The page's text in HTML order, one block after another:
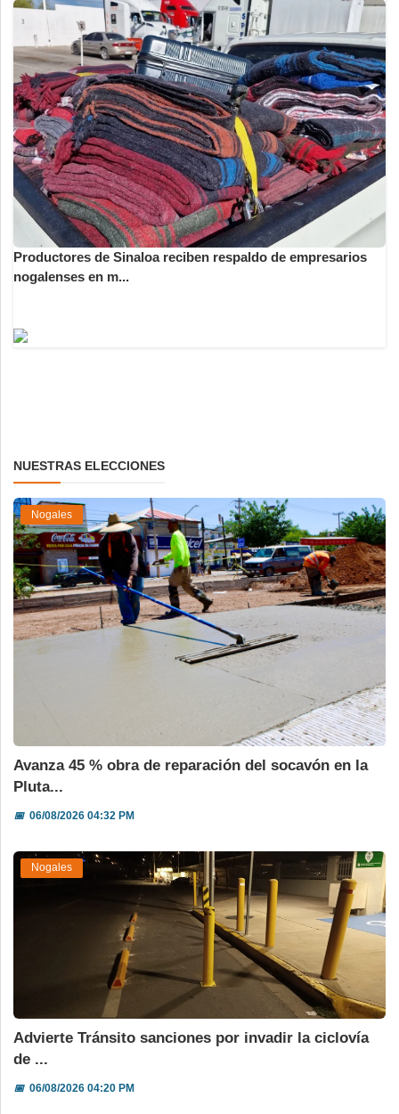
Productores de Sinaloa reciben respaldo de empresarios
nogalenses en m...
NUESTRAS ELECCIONES
Nogales
Avanza 45 % obra de reparación del socavón en la
Pluta...
📅06/08/2026 04:32 PM
Nogales
Advierte Tránsito sanciones por invadir la ciclovía
de ...
📅06/08/2026 04:20 PM